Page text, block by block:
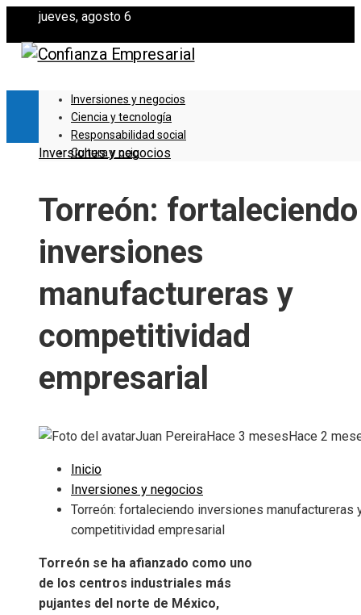
jueves, agosto 6
Inversiones y negocios
Ciencia y tecnología
Responsabilidad social
Cultura y ocio
Inversiones y negocios
Torreón: fortaleciendo
inversiones
manufactureras y
competitividad
empresarial
Juan PereiraHace 3 meses Hace 2
Inicio
Inversiones y negocios
Torreón: fortaleciendo inversiones manufactureras
competitividad empresarial
Torreón se ha afianzado como uno
de los centros industriales más
pujantes del norte de México,